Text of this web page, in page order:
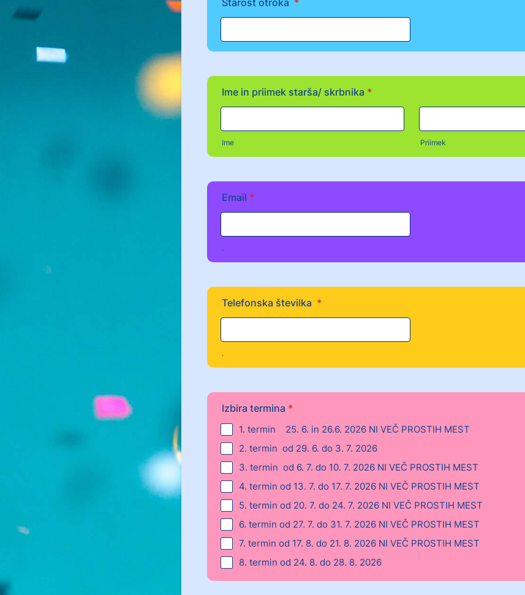
Starost otroka *
Ime in priimek starša/ skrbnika *
Ime Priimek
Email *
.
Telefonska številka *
.
Izbira termina *
1. termin 25. 6. in 26.6. 2026 NI VEČ PROSTIH MEST
2. termin od 29. 6. do 3. 7. 2026
3. termin od 6. 7. do 10. 7. 2026 NI VEČ PROSTIH MEST
4. termin od 13. 7. do 17. 7. 2026 NI VEČ PROSTIH MEST
5. termin od 20. 7. do 24. 7. 2026 NI VEČ PROSTIH MEST
6. termin od 27. 7. do 31. 7. 2026 NI VEČ PROSTIH MEST
7. termin od 17. 8. do 21. 8. 2026 NI VEČ PROSTIH MEST
8. termin od 24. 8. do 28. 8. 2026